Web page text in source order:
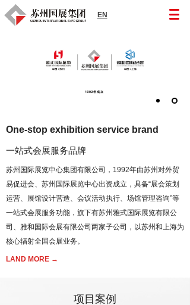
One-stop exhibition service brand
一站式会展服务品牌
苏州国际展览中心集团有限公司，1992年由苏州对外贸
易促进会、苏州国际展览中心出资成立，具备“展会策划
运营、展馆设计营造、会议活动执行、场馆管理咨询”等
一站式会展服务功能，旗下有苏州雅式国际展览有限公
司、雅和国际会展有限公司两家子公司，以苏州和上海为
核心辐射全国会展业务。
LAND MORE →
项目案例
EN